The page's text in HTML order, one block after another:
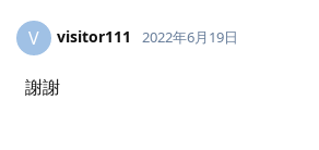
V visitor111 2022年6月19日
謝謝